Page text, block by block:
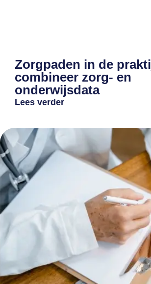
Zorgpaden in de
combineer zorg- en
onderwijsdata
Lees verder